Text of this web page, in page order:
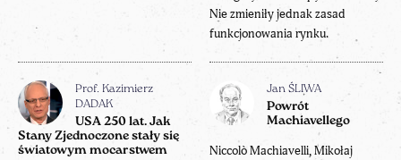
Nie zmieniły jednak zasad
funkcjonowania rynku.
Prof. Kazimierz
DADAK
USA 250 lat. Jak
Stany Zjednoczone stały się
światowym mocarstwem
Jan ŚLIWA
Powrót
Machiavellego
Niccolò Machiavelli, Mikołaj